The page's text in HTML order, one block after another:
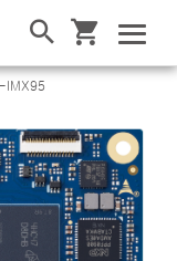
IMX95